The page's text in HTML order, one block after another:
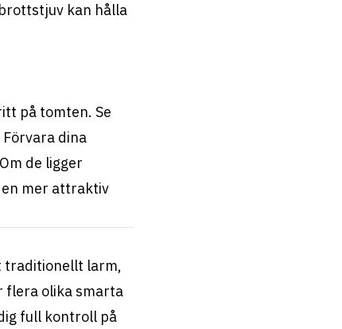
kan hålla
på tomten. Se
dina
de ligger
mer attraktiv
traditionellt larm,
flera olika smarta
full kontroll på